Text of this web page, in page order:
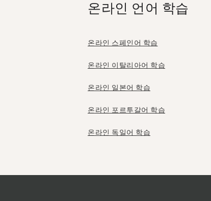
온라인 언어 학습
온라인 스페인어 학습
온라인 이탈리아어 학습
온라인 일본어 학습
온라인 포르투갈어 학습
온라인 독일어 학습